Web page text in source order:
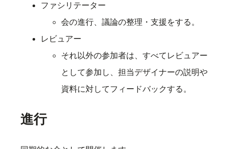
ファシリテーター
会の進行、議論の整理・支援をする。
レビュアー
それ以外の参加者は、すべてレビュアー
として参加し、担当デザイナーの説明や
資料に対してフィードバックする。
進行